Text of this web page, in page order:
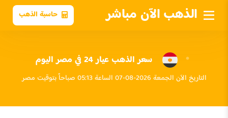
الذهب الآن مباشر حاسبة الذهب
سعر الذهب عيار 24 في مصر اليوم
التاريخ الآن الجمعة 2026-08-07 الساعة 05:13 صباحاً بتوقيت مصر